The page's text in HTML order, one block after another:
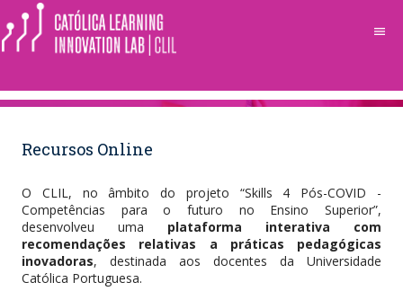
menu
Recursos Online
O CLIL, no âmbito do projeto “Skills 4 Pós-COVID -
Competências para o futuro no Ensino Superior”,
desenvolveu uma plataforma interativa com
recomendações relativas a práticas pedagógicas
inovadoras, destinada aos docentes da Universidade
Católica Portuguesa.